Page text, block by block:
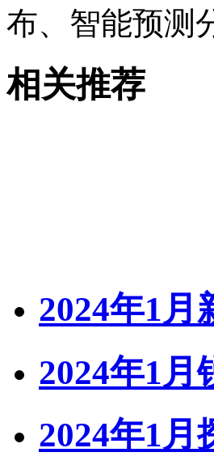
布、智能预测
相关推荐
2024年1月
2024年1月
2024年1月